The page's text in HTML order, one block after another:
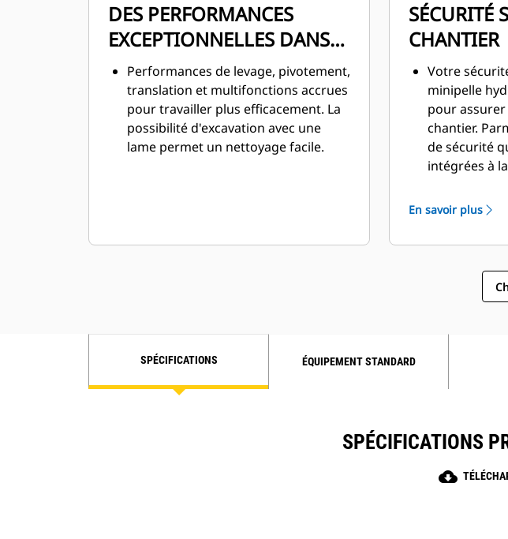
DES PERFORMANCES
EXCEPTIONNELLES DANS
UN FORMAT ULTRA
COMPACT
Performances de levage, pivotement,
translation et multifonctions accrues
pour travailler plus efficacement. La
possibilité d'excavation avec une
lame permet un nettoyage facile.
SÉCURITÉ
CHANTIER
Votre
minipelle
pour
chantier.
de sécurité
intégrées à
courtoisie et
à enrouleur
En savoir plus
SPÉCIFICATIONS ÉQUIPEMENT STANDARD
SPÉCIFICATIONS
cloud_download